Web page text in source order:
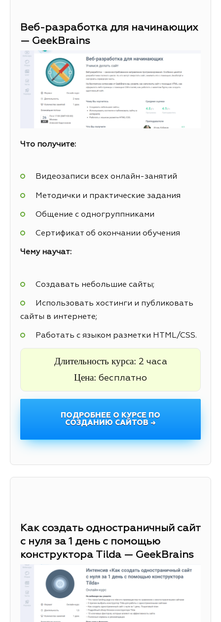
Веб-разработка для начинающих
— GeekBrains
Что получите:
Видеозаписи всех онлайн-занятий
Методички и практические задания
Общение с одногруппниками
Сертификат об окончании обучения
Чему научат:
Создавать небольшие сайты;
Использовать хостинги и публиковать
сайты в интернете;
Работать с языком разметки HTML/CSS.
Длительность курса: 2 часа
Цена: бесплатно
ПОДРОБНЕЕ О КУРСЕ ПО
СОЗДАНИЮ САЙТОВ →
Как создать одностраничный сайт
с нуля за 1 день с помощью
конструктора Tilda — GeekBrains